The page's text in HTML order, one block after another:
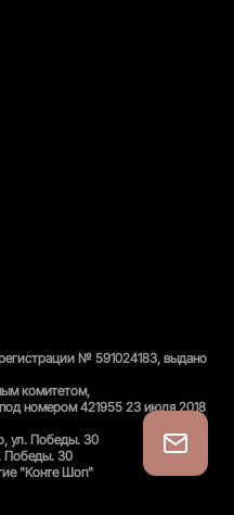
№ 591024183, выдано
комитетом,
номером 421955 23 июля 2018
ул. Победы. 30
Победы. 30
"Конте Шоп"